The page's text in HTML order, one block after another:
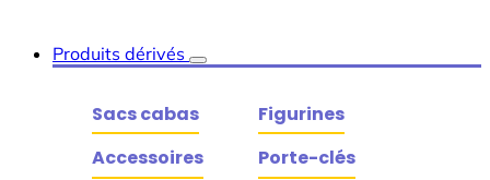
Produits dérivés
Sacs cabas
Figurines
Accessoires
Porte-clés